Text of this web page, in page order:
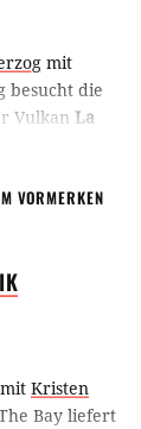
mit
besucht die
Vulkan La
einsamer
seine
Krater
VORMERKEN
mit Kristen
Bay liefert